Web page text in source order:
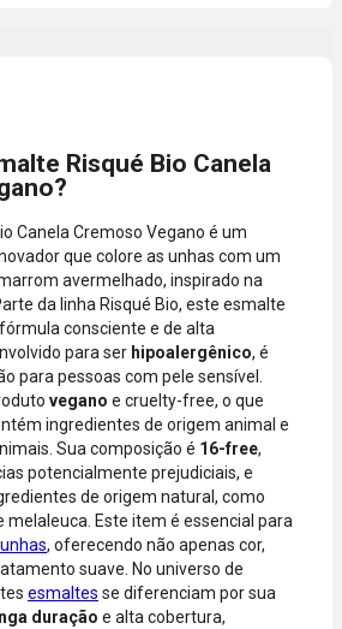
Risqué Bio Canela
Canela Cremoso Vegano é um
que colore as unhas com um
avermelhado, inspirado na
da linha Risqué Bio, este esmalte
consciente e de alta
para ser hipoalergênico, é
para pessoas com pele sensível.
vegano e cruelty-free, o que
ingredientes de origem animal e
Sua composição é 16-free,
potencialmente prejudiciais, e
de origem natural, como
melaleuca. Este item é essencial para
unhas, oferecendo não apenas cor,
suave. No universo de
esmaltes se diferenciam por sua
duração e alta cobertura,